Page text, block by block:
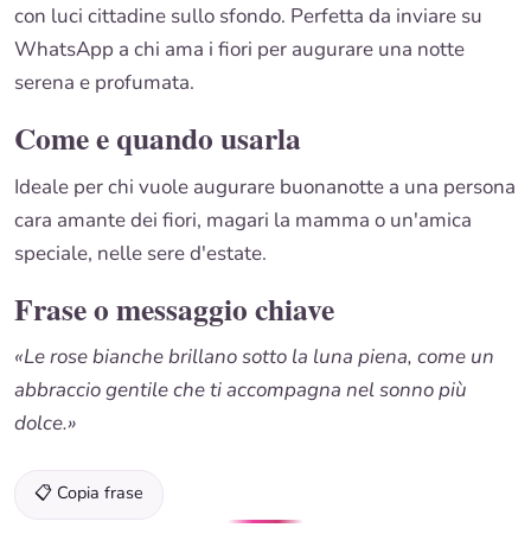
con luci cittadine sullo sfondo. Perfetta da inviare su
WhatsApp a chi ama i fiori per augurare una notte
serena e profumata.
Come e quando usarla
Ideale per chi vuole augurare buonanotte a una persona
cara amante dei fiori, magari la mamma o un'amica
speciale, nelle sere d'estate.
Frase o messaggio chiave
«Le rose bianche brillano sotto la luna piena, come un
abbraccio gentile che ti accompagna nel sonno più
dolce.»
📋 Copia frase